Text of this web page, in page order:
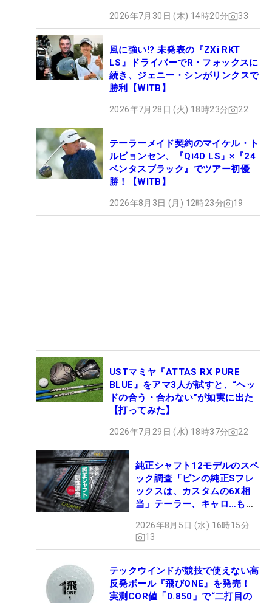
2026年7月30日 (木) 14時20分 33
風に強い!? 未発表の『ZXi RKT
LS』ドライバーでR・フォックスに
続き、ジェニー・シンがリンクスで
勝利【WITB】
2026年7月28日 (火) 18時23分 22
テーラーメイド契約のマイケル・ト
ルビョンセン、『Qi4D LS』×『24
ベンタスブラック』でツアー初優
勝！【WITB】
2026年8月3日 (月) 12時23分 19
USTマミヤ『ATTAS RX PURE
BLUE』をアマ3人が試すと、“ヘッ
ドの合う・合わない”が如実に出た
【打ってみた】
2026年7月29日 (水) 18時37分 22
純正シャフト12モデルのスペ
ック調査「ピンの純正Sフレ
ックスは、カスタムの6X相
当」テーラー、キャロ…もチ
2026年8月5日 (水) 16時15分
13
テックウインドが競技で使えない高
反発ボール『飛びONE』を発売！
実測COR値「0.850」で“二打目の